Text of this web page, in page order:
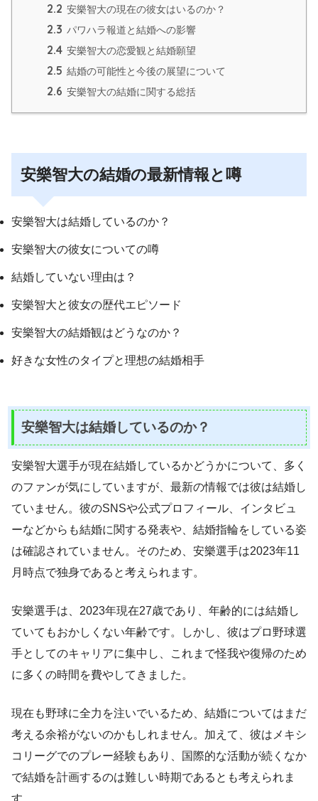
2.2 安樂智大の現在の彼女はいるのか？
2.3 パワハラ報道と結婚への影響
2.4 安樂智大の恋愛観と結婚願望
2.5 結婚の可能性と今後の展望について
2.6 安樂智大の結婚に関する総括
安樂智大の結婚の最新情報と噂
安樂智大は結婚しているのか？
安樂智大の彼女についての噂
結婚していない理由は？
安樂智大と彼女の歴代エピソード
安樂智大の結婚観はどうなのか？
好きな女性のタイプと理想の結婚相手
安樂智大は結婚しているのか？
安樂智大選手が現在結婚しているかどうかについて、多く
のファンが気にしていますが、最新の情報では彼は結婚し
ていません。彼のSNSや公式プロフィール、インタビュ
ーなどからも結婚に関する発表や、結婚指輪をしている姿
は確認されていません。そのため、安樂選手は2023年11
月時点で独身であると考えられます。
安樂選手は、2023年現在27歳であり、年齢的には結婚し
ていてもおかしくない年齢です。しかし、彼はプロ野球選
手としてのキャリアに集中し、これまで怪我や復帰のため
に多くの時間を費やしてきました。
現在も野球に全力を注いでいるため、結婚についてはまだ
考える余裕がないのかもしれません。加えて、彼はメキシ
コリーグでのプレー経験もあり、国際的な活動が続くなか
で結婚を計画するのは難しい時期であるとも考えられま
す。